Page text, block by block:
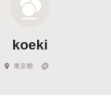
新着プロジェクト
Feature
キュレーターから探す
koeki
東京都